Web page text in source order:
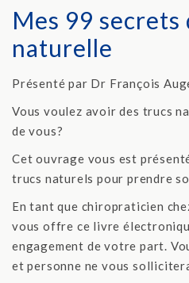
Mes 99 secrets
naturelle
Présenté par Dr François
Vous voulez avoir des trucs
de vous?
Cet ouvrage vous est
trucs naturels pour prendre
En tant que chiropraticien
vous offre ce livre
engagement de votre part.
et personne ne vous